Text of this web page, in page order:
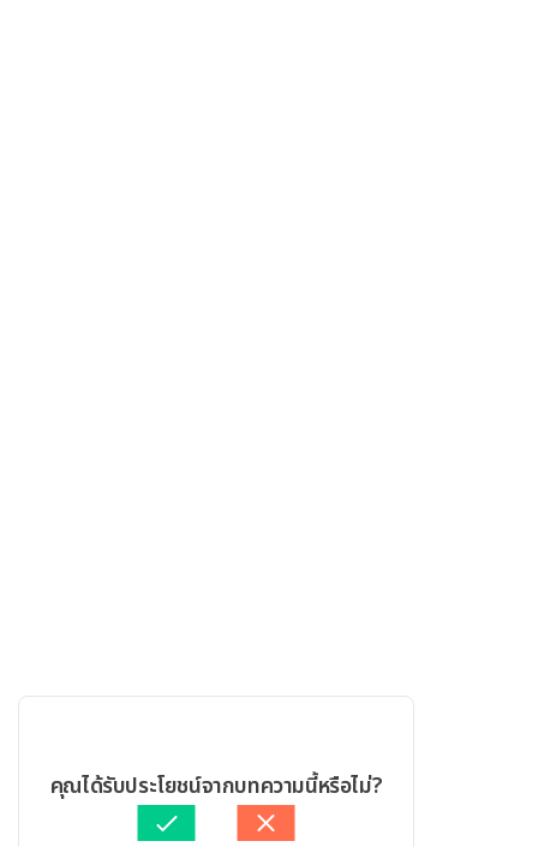
คุณได้รับประโยชน์จากบทความนี้หรือไม่?